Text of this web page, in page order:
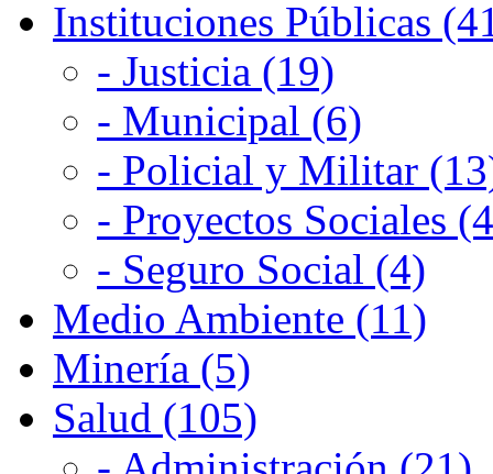
Instituciones Públicas
- Justicia (19)
- Municipal (6)
- Policial y Militar
- Proyectos Sociales
- Seguro Social (4)
Medio Ambiente (11)
Minería (5)
Salud (105)